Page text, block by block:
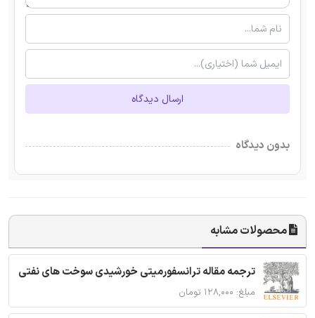
ارسال دیدگاه
بدون دیدگاه
محصولات مشابه
ترجمه مقاله ترانسفورمیتی خورشیدی سوخت های نفتی
مبلغ: ۱۲۸,۰۰۰ تومان